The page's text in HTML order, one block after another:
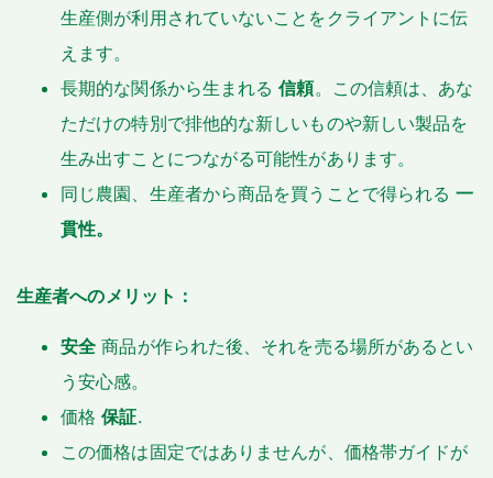
生産側が利用されていないことをクライアントに伝
えます。
長期的な関係から生まれる信頼。この信頼は、あな
ただけの特別で排他的な新しいものや新しい製品を
生み出すことにつながる可能性があります。
同じ農園、生産者から商品を買うことで得られる一
貫性。
生産者へのメリット：
安全 商品が作られた後、それを売る場所があるとい
う安心感。
価格保証.
この価格は固定ではありませんが、価格帯ガイドが